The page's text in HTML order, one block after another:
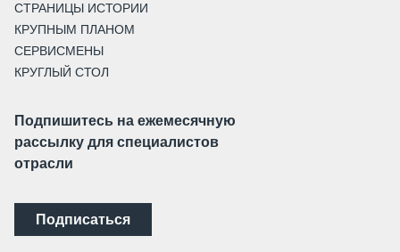
СТРАНИЦЫ ИСТОРИИ
КРУПНЫМ ПЛАНОМ
СЕРВИСМЕНЫ
КРУГЛЫЙ СТОЛ
Подпишитесь на ежемесячную
рассылку для специалистов
отрасли
Подписаться